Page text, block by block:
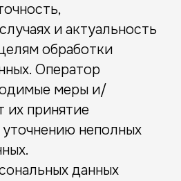
и актуальность
обработки
Оператор
меры и/
их принятие
неполных
данных